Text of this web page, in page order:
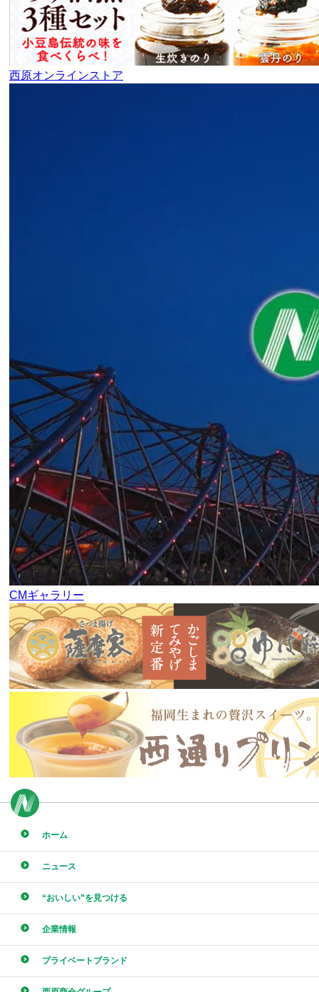
西原オンラインストア
CMギャラリー
ホーム
ニュース
“おいしい”を見つける
企業情報
プライベートブランド